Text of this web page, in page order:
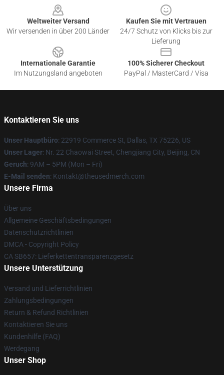
Weltweiter Versand
Wir versenden in über 200 Länder
Kaufen Sie mit Vertrauen
24/7 Schutz von Klicks bis zur
Lieferung
Internationale Garantie
Im Nutzungsland angeboten
100% Sicherer Checkout
PayPal / MasterCard / Visa
Kontaktieren Sie uns
Unser Hauptbüro: 22919 Commerce St, Dallas, TX 75226, US
Unser Lager: Nr. 22 Chaowai Street, Chengjiang City, Beijing, CN
Geruch: 9AM – 5PM (Mon – Fri)
E-Mail senden: Kontakt@theusedmerch.com
Unsere Firma
Über uns
Allgemeine Geschäftsbedingungen
Datenschutzrichtlinien
DMCA - Copyright Policy
CA SB657: Lieferkettentransparenzgesetz
Unsere Unterstützung
Versand und Lieferrichtlinien
Zahlungsbedingungen
Return & Refund Richtlinien
Kontaktieren Sie uns
Kundenhilfe (FAQ)
Werdegang
Unser Shop